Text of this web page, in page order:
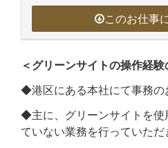
このお仕事
＜グリーンサイトの操作経
◆港区にある本社にて事務の
◆主に、グリーンサイトを使
ていない業務を行っていただ